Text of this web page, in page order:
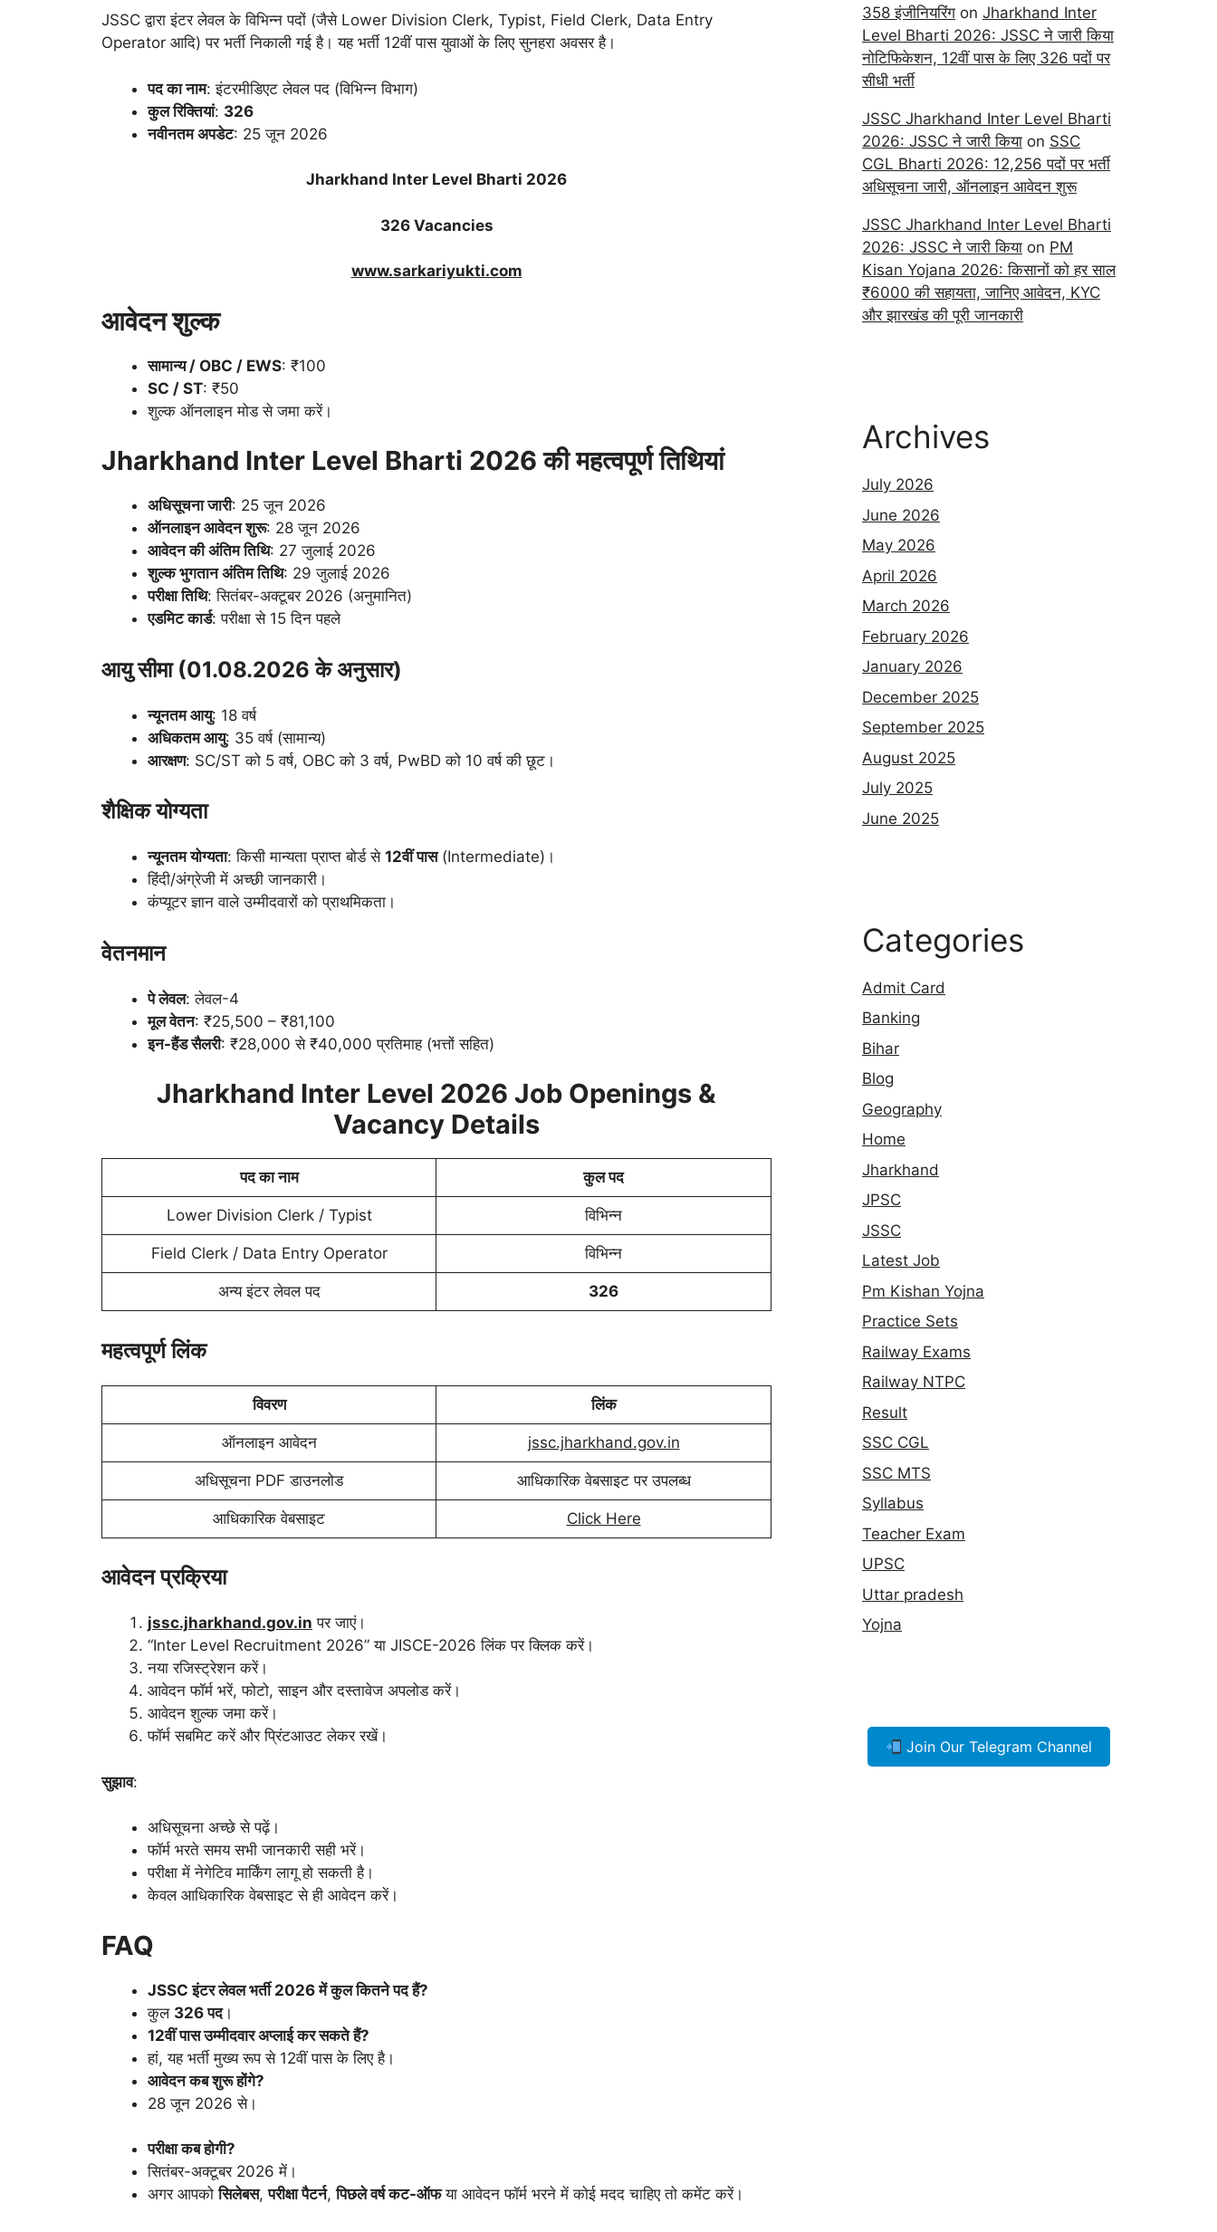
JSSC द्वारा इंटर लेवल के विभिन्न पदों (जैसे Lower Division Clerk, Typist, Field Clerk, Data Entry
Operator आदि) पर भर्ती निकाली गई है। यह भर्ती 12वीं पास युवाओं के लिए सुनहरा अवसर है।
पद का नाम: इंटरमीडिएट लेवल पद (विभिन्न विभाग)
कुल रिक्तियां: 326
नवीनतम अपडेट: 25 जून 2026
Jharkhand Inter Level Bharti 2026
326 Vacancies
www.sarkariyukti.com
आवेदन शुल्क
सामान्य / OBC / EWS: ₹100
SC / ST: ₹50
शुल्क ऑनलाइन मोड से जमा करें।
Jharkhand Inter Level Bharti 2026 की महत्वपूर्ण तिथियां
अधिसूचना जारी: 25 जून 2026
ऑनलाइन आवेदन शुरू: 28 जून 2026
आवेदन की अंतिम तिथि: 27 जुलाई 2026
शुल्क भुगतान अंतिम तिथि: 29 जुलाई 2026
परीक्षा तिथि: सितंबर-अक्टूबर 2026 (अनुमानित)
एडमिट कार्ड: परीक्षा से 15 दिन पहले
आयु सीमा (01.08.2026 के अनुसार)
न्यूनतम आयु: 18 वर्ष
अधिकतम आयु: 35 वर्ष (सामान्य)
आरक्षण: SC/ST को 5 वर्ष, OBC को 3 वर्ष, PwBD को 10 वर्ष की छूट।
शैक्षिक योग्यता
न्यूनतम योग्यता: किसी मान्यता प्राप्त बोर्ड से 12वीं पास(Intermediate)।
हिंदी/अंग्रेजी में अच्छी जानकारी।
कंप्यूटर ज्ञान वाले उम्मीदवारों को प्राथमिकता।
वेतनमान
पे लेवल: लेवल-4
मूल वेतन: ₹25,500 – ₹81,100
इन-हैंड सैलरी: ₹28,000 से ₹40,000 प्रतिमाह (भत्तों सहित)
Jharkhand Inter Level 2026 Job Openings &
Vacancy Details
पद का नाम कुल पद
Lower Division Clerk / Typist विभिन्न
Field Clerk / Data Entry Operator विभिन्न
अन्य इंटर लेवल पद 326
महत्वपूर्ण लिंक
विवरण लिंक
ऑनलाइन आवेदन jssc.jharkhand.gov.in
अधिसूचना PDF डाउनलोड आधिकारिक वेबसाइट पर उपलब्ध
आधिकारिक वेबसाइट Click Here
आवेदन प्रक्रिया
jssc.jharkhand.gov.in पर जाएं।
“Inter Level Recruitment 2026” या JISCE-2026 लिंक पर क्लिक करें।
नया रजिस्ट्रेशन करें।
आवेदन फॉर्म भरें, फोटो, साइन और दस्तावेज अपलोड करें।
आवेदन शुल्क जमा करें।
फॉर्म सबमिट करें और प्रिंटआउट लेकर रखें।
सुझाव:
अधिसूचना अच्छे से पढ़ें।
फॉर्म भरते समय सभी जानकारी सही भरें।
परीक्षा में नेगेटिव मार्किंग लागू हो सकती है।
केवल आधिकारिक वेबसाइट से ही आवेदन करें।
FAQ
JSSC इंटर लेवल भर्ती 2026 में कुल कितने पद हैं?
कुल 326 पद।
12वीं पास उम्मीदवार अप्लाई कर सकते हैं?
हां, यह भर्ती मुख्य रूप से 12वीं पास के लिए है।
आवेदन कब शुरू होंगे?
28 जून 2026 से।
परीक्षा कब होगी?
सितंबर-अक्टूबर 2026 में।
अगर आपकोसिलेबस,परीक्षा पैटर्न,पिछले वर्ष कट-ऑफया आवेदन फॉर्म भरने में कोई मदद चाहिए तो कमेंट करें।
358 इंजीनियरिंग on Jharkhand Inter
Level Bharti 2026: JSSC ने जारी किया
नोटिफिकेशन, 12वीं पास के लिए 326 पदों पर
सीधी भर्ती
JSSC Jharkhand Inter Level Bharti
2026: JSSC ने जारी किया on SSC
CGL Bharti 2026: 12,256 पदों पर भर्ती
अधिसूचना जारी, ऑनलाइन आवेदन शुरू
JSSC Jharkhand Inter Level Bharti
2026: JSSC ने जारी किया on PM
Kisan Yojana 2026: किसानों को हर साल
₹6000 की सहायता, जानिए आवेदन, KYC
और झारखंड की पूरी जानकारी
Archives
July 2026
June 2026
May 2026
April 2026
March 2026
February 2026
January 2026
December 2025
September 2025
August 2025
July 2025
June 2025
Categories
Admit Card
Banking
Bihar
Blog
Geography
Home
Jharkhand
JPSC
JSSC
Latest Job
Pm Kishan Yojna
Practice Sets
Railway Exams
Railway NTPC
Result
SSC CGL
SSC MTS
Syllabus
Teacher Exam
UPSC
Uttar pradesh
Yojna
Join Our Telegram Channel